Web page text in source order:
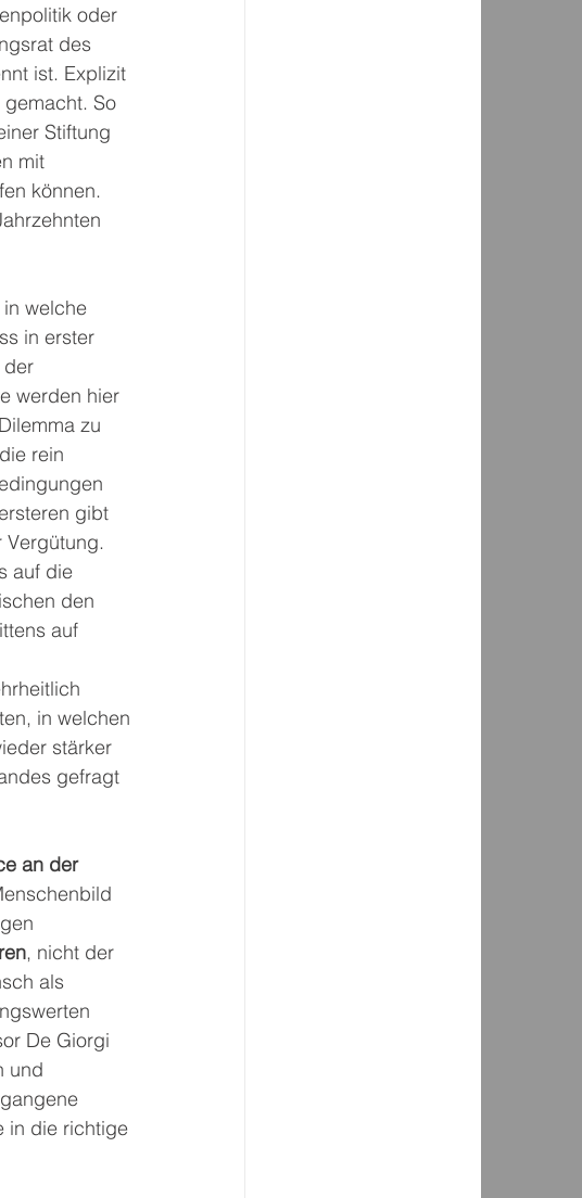
oder
des
ist. Explizit
So
Stiftung
mit
können.
welche
in erster
der
werden hier
zu
rein
gibt
Vergütung.
auf die
den
auf
in welchen
stärker
gefragt
an der
, nicht der
als
De Giorgi
und
in die richtige